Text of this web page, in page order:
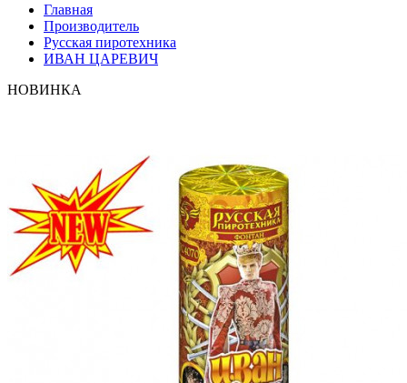
Главная
Производитель
Русская пиротехника
ИВАН ЦАРЕВИЧ
НОВИНКА